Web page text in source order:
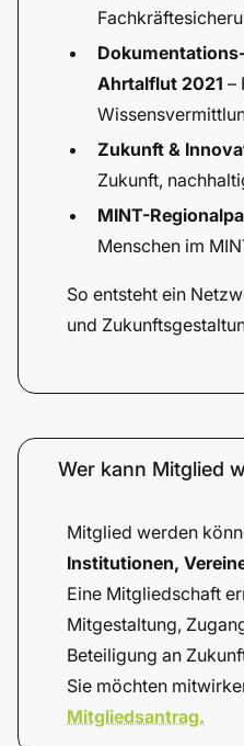
Ahrtalflut 2021 –
Zukunft &
Zukunft,
MINT-
Menschen im
So entsteht ein
und
Wer kann Mitglied
Mitglied werden
Institutionen,
Eine Mitgliedschaft
Mitgestaltung,
Beteiligung an
Sie möchten
Mitgliedsantrag.